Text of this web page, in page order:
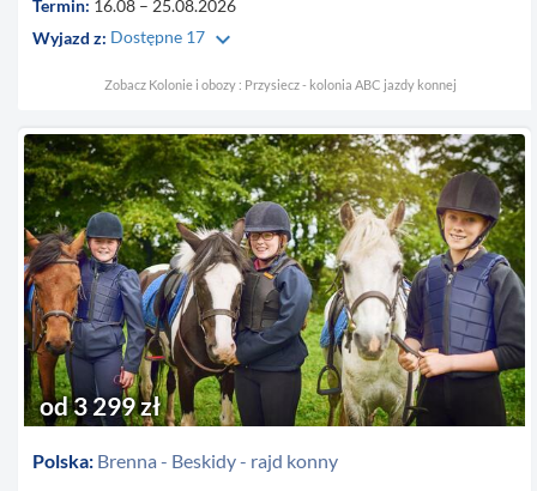
Termin: 16.08 – 25.08.2026
Wyjazd z: Dostępne 17 keyboard_arrow_down
Zobacz Kolonie i obozy : Przysiecz - kolonia ABC jazdy konnej
Polska: Brenna - Beskidy - rajd konny
od 3 299 zł